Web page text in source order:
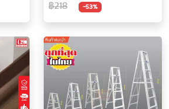
฿218 -53%